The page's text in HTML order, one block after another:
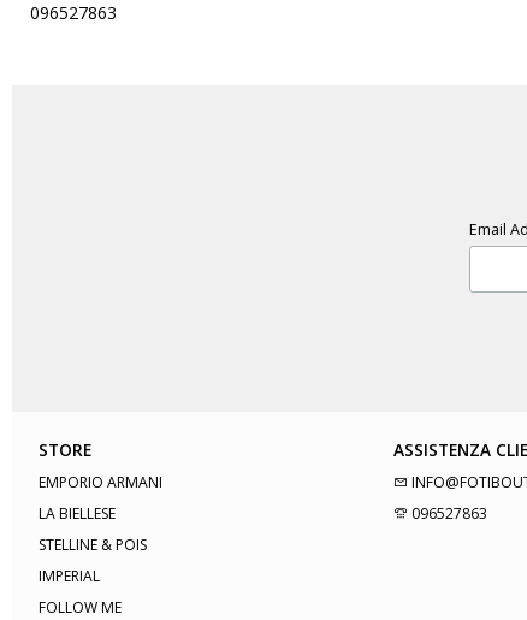
096527863
Email
STORE
EMPORIO ARMANI
LA BIELLESE
STELLINE & POIS
IMPERIAL
FOLLOW ME
ASSISTENZA
096527863